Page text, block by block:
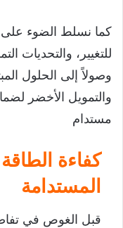
كما نسلط الضوء على
للتغيير، والتحديات
وصولاً إلى الحلول
والتمويل الأخضر
مستدام
كفاءة
المستدامة
قبل الغوص في